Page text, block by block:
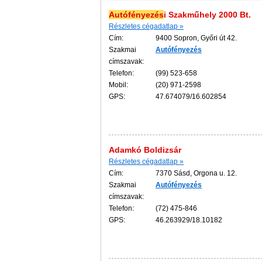
Autófényezési Szakműhely 2000 Bt.
Részletes cégadatlap »
Cím:
9400 Sopron, Győri út 42.
Szakmai
címszavak:
Autófényezés
Telefon:
(99) 523-658
Mobil:
(20) 971-2598
GPS:
47.674079/16.602854
Adamkó Boldizsár
Részletes cégadatlap »
Cím:
7370 Sásd, Orgona u. 12.
Szakmai
címszavak:
Autófényezés
Telefon:
(72) 475-846
GPS:
46.263929/18.10182